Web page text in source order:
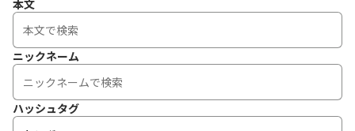
本文
ニックネーム
ハッシュタグ